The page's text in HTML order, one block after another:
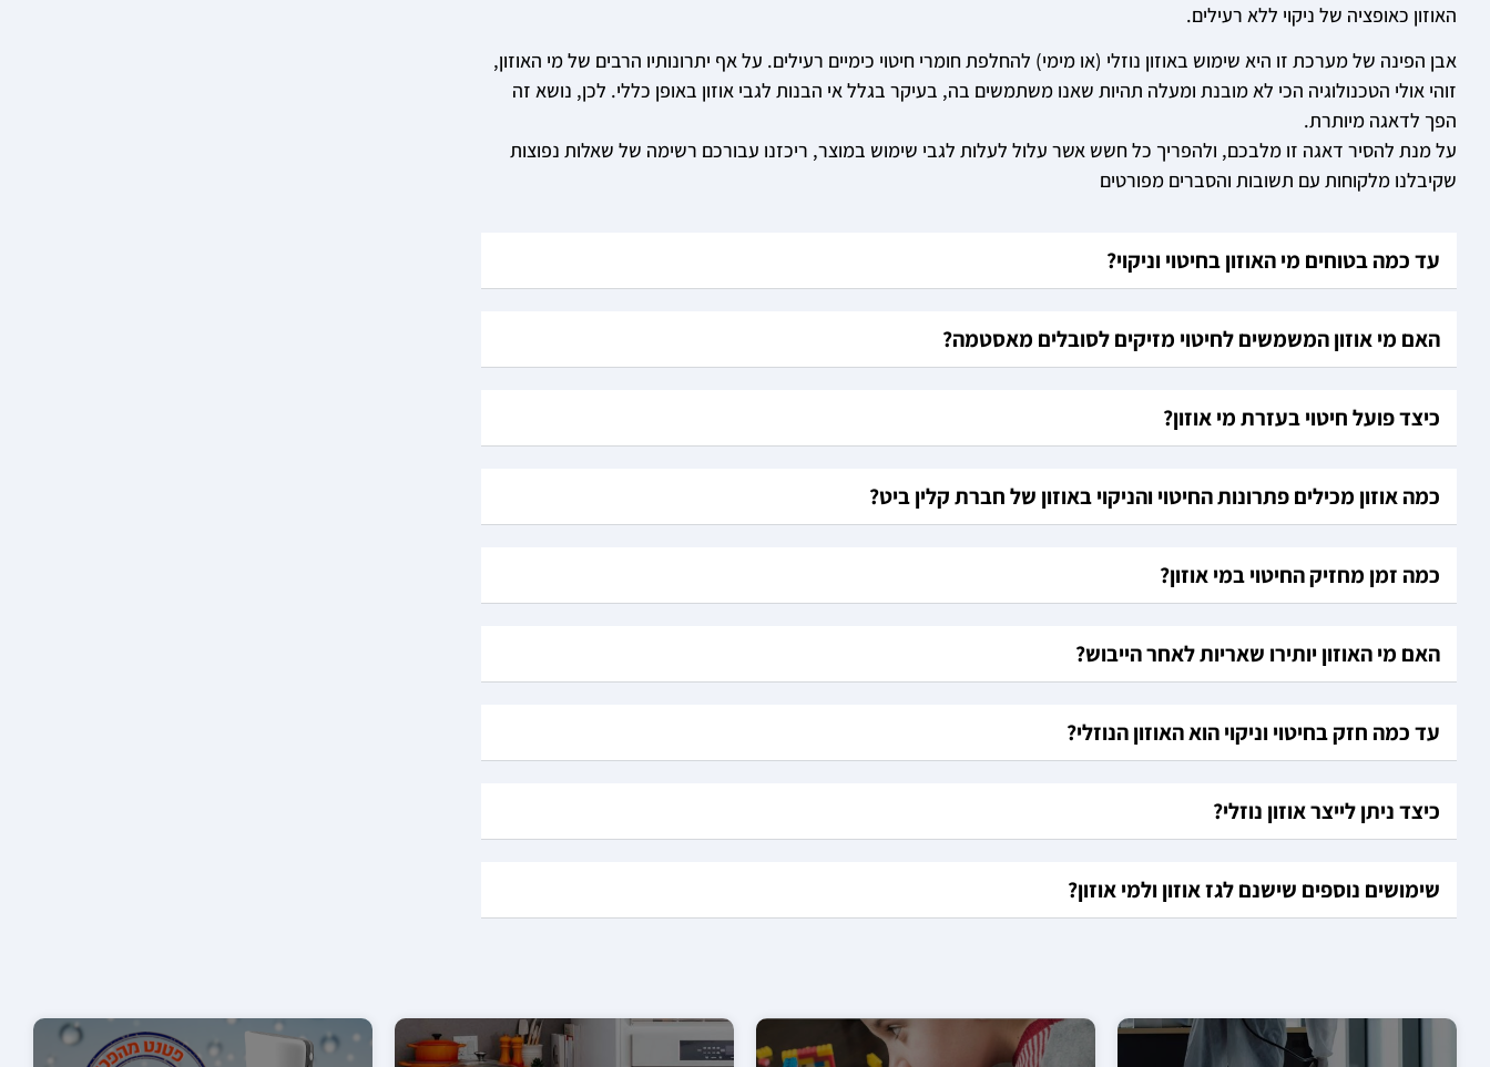
האוזון כאופציה של ניקוי ללא רעילים.
אבן הפינה של מערכת זו היא שימוש באוזון נוזלי (או מימי) להחלפת חומרי חיטוי כימיים רעילים. על אף יתרונותיו הרבים של מי האוזון,
זוהי אולי הטכנולוגיה הכי לא מובנת ומעלה תהיות שאנו משתמשים בה, בעיקר בגלל אי​​ הבנות לגבי אוזון באופן כללי. לכן, נושא זה
הפך לדאגה מיותרת.
על מנת להסיר דאגה זו מלבכם, ולהפריך כל חשש אשר עלול לעלות לגבי שימוש במוצר, ריכזנו עבורכם רשימה של שאלות נפוצות
שקיבלנו מלקוחות עם תשובות והסברים מפורטים
עד כמה בטוחים מי האוזון בחיטוי וניקוי?
האם מי אוזון המשמשים לחיטוי מזיקים לסובלים מאסטמה?
כיצד פועל חיטוי בעזרת מי אוזון?
כמה אוזון מכילים פתרונות החיטוי והניקוי באוזון של חברת קלין ביט?
כמה זמן מחזיק החיטוי במי אוזון?
האם מי האוזון יותירו שאריות לאחר הייבוש?
עד כמה חזק בחיטוי וניקוי הוא האוזון הנוזלי?
כיצד ניתן לייצר אוזון נוזלי?
שימושים נוספים שישנם לגז אוזון ולמי אוזון?